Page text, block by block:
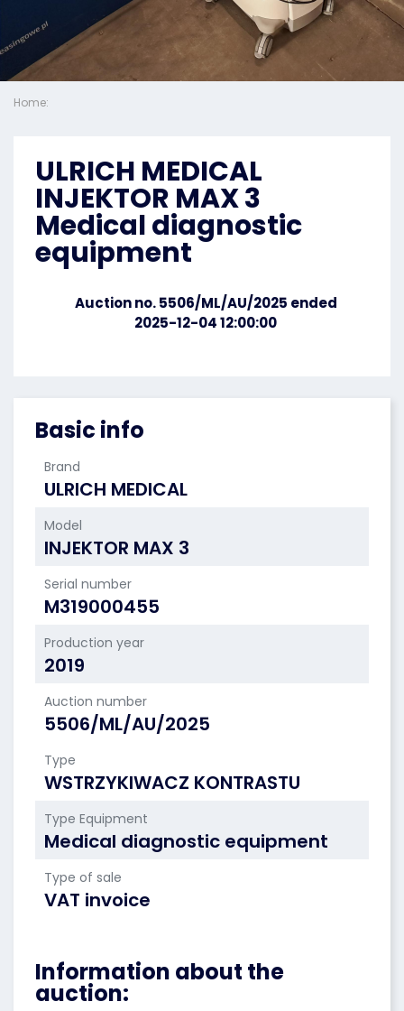
Home:
Basic info
Brand
ULRICH MEDICAL
Model
INJEKTOR MAX 3
Serial number
M319000455
Production year
2019
Auction number
5506/ML/AU/2025
Type
WSTRZYKIWACZ KONTRASTU
Type Equipment
Medical diagnostic equipment
Type of sale
VAT invoice
Information about the
auction:
ULRICH MEDICAL
INJEKTOR MAX 3
Medical diagnostic
equipment
Auction no. 5506/ML/AU/2025 ended
2025-12-04 12:00:00